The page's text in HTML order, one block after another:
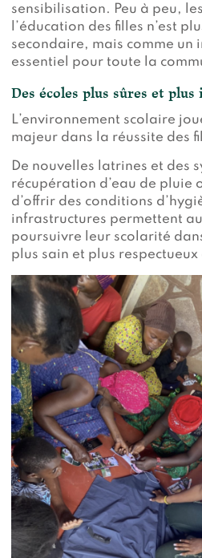
sensibilisation. Peu à peu,
l’éducation des filles n’est
secondaire, mais comme un
essentiel pour toute la
Des écoles plus sûres et plus
L’environnement scolaire
majeur dans la réussite des
De nouvelles latrines et des
récupération d’eau de pluie
d’offrir des conditions
infrastructures permettent
poursuivre leur scolarité
plus sain et plus